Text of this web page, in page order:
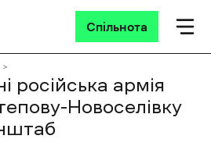
Спільнота
російська армія
Новоселівку